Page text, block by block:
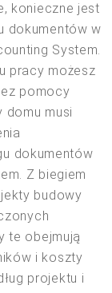
konieczne jest
dokumentów w
System.
pracy możesz
pomocy
domu musi
dokumentów
Z biegiem
budowy
te obejmują
i koszty
projektu i